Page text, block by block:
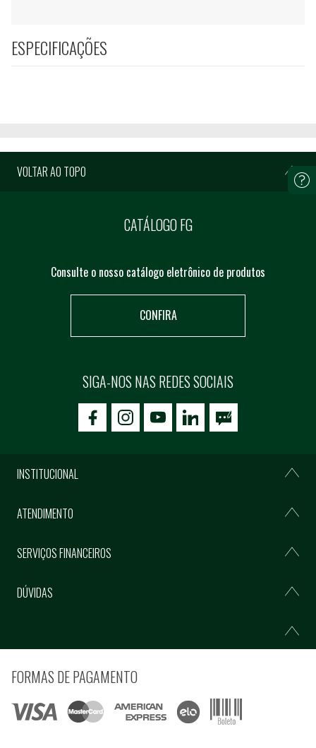
ESPECIFICAÇÕES
VOLTAR AO TOPO
CATÁLOGO FG
Consulte o nosso catálogo eletrônico de produtos
CONFIRA
SIGA-NOS NAS REDES SOCIAIS
icon-facebookicon-social02icon-social03
INSTITUCIONAL
ATENDIMENTO
SERVIÇOS FINANCEIROS
DÚVIDAS
FORMAS DE PAGAMENTO